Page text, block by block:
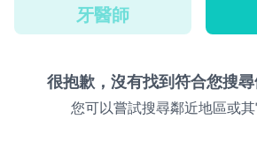
牙醫師
很抱歉，沒有找到符合您搜尋
您可以嘗試搜尋鄰近地區或其